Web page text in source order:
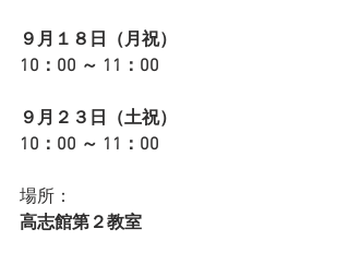
９月１８日（月祝）
​10：00 ～ 11：00
９月２３日（土祝）
​10：00 ～ 11：00
場所：
高志館第２教室